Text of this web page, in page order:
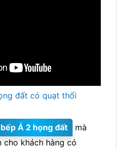
đất có quạt thổi
bếp Á 2 họng đất
mà
cho khách hàng có